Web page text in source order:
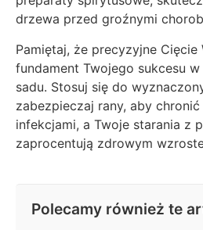
drzewa przed groźnymi
Pamiętaj, że precyzyjne Cięcie
fundament Twojego sukcesu
sadu. Stosuj się do
zabezpieczaj rany, aby
infekcjami, a Twoje starania z
zaprocentują zdrowym
Polecamy również te